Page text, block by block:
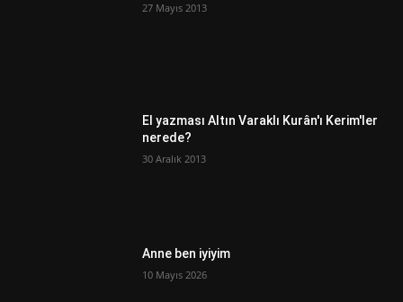
27 Mayıs 2013
El yazması Altın Varaklı Kurân'ı Kerim'ler
nerede?
30 Aralık 2013
Anne ben iyiyim
10 Mayıs 2026